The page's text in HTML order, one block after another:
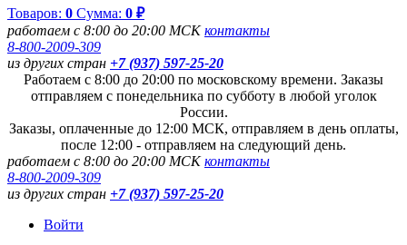
Товаров: 0 Сумма: 0 ₽
работаем с 8:00 до 20:00 МСКконтакты
8-800-2009-309
из других стран +7 (937) 597-25-20
Работаем с 8:00 до 20:00 по московскому времени. Заказы
отправляем с понедельника по субботу в любой уголок
России.
Заказы, оплаченные до 12:00 МСК, отправляем в день оплаты,
после 12:00 - отправляем на следующий день.
работаем с 8:00 до 20:00 МСКконтакты
8-800-2009-309
из других стран +7 (937) 597-25-20
Войти